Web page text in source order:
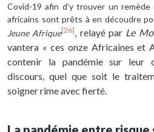
Covid-19 afin d’y trouver un
africains sont prêts à en découdre
Jeune Afrique[26] , relayé par Le
vantera « ces onze Africaines et
contenir la pandémie sur leur
discours, quel que soit le
soigner rime avec fierté.